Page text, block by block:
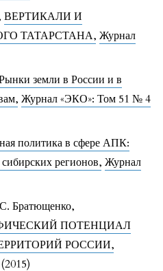
ВЕРТИКАЛИ И
ТАТАРСТАНА, Журнал
земли в России и в
, Журнал «ЭКО»: Том 51 № 4
политика в сфере АПК:
регионов, Журнал
Братющенко,
ПОТЕНЦИАЛ
РОССИИ,